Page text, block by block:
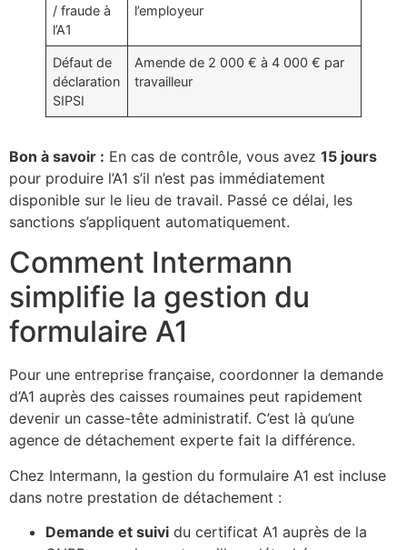
/ fraude à
l’A1
l’employeur
Défaut de
déclaration
SIPSI
Amende de 2 000 € à 4 000 € par
travailleur
Bon à savoir : En cas de contrôle, vous avez 15 jours
pour produire l’A1 s’il n’est pas immédiatement
disponible sur le lieu de travail. Passé ce délai, les
sanctions s’appliquent automatiquement.
Comment Intermann
simplifie la gestion du
formulaire A1
Pour une entreprise française, coordonner la demande
d’A1 auprès des caisses roumaines peut rapidement
devenir un casse-tête administratif. C’est là qu’une
agence de détachement experte fait la différence.
Chez Intermann, la gestion du formulaire A1 est incluse
dans notre prestation de détachement :
Demande et suivi du certificat A1 auprès de la